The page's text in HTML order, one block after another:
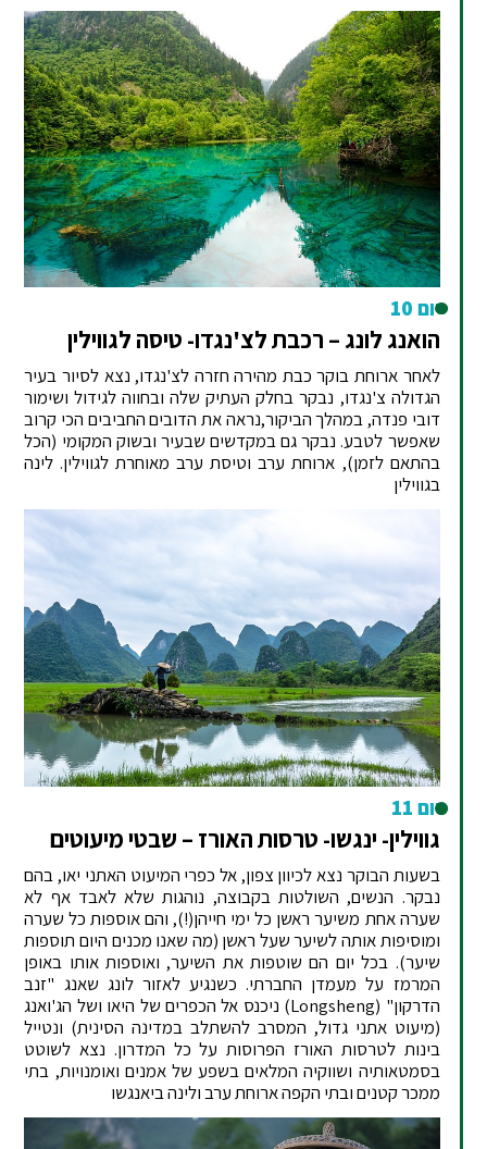
יום 10
הואנג לונג – רכבת לצ'נגדו- טיסה לגווילין
לאחר ארוחת בוקר כבת מהירה חזרה לצ'נגדו, נצא לסיור בעיר
הגדולה צ'נגדו, נבקר בחלק העתיק שלה ובחווה לגידול ושימור
דובי פנדה, במהלך הביקור,נראה את הדובים החביבים הכי קרוב
שאפשר לטבע. נבקר גם במקדשים שבעיר ובשוק המקומי (הכל
בהתאם לזמן), ארוחת ערב וטיסת ערב מאוחרת לגווילין. לינה
בגווילין
יום 11
גווילין- ינגשו- טרסות האורז – שבטי מיעוטים
בשעות הבוקר נצא לכיוון צפון, אל כפרי המיעוט האתני יאו, בהם
נבקר. הנשים, השולטות בקבוצה, נוהגות שלא לאבד אף לא
שערה אחת משיער ראשן כל ימי חייהן(!), והם אוספות כל שערה
ומוסיפות אותה לשיער שעל ראשן (מה שאנו מכנים היום תוספות
שיער). בכל יום הם שוטפות את השיער, ואוספות אותו באופן
המרמז על מעמדן החברתי. כשנגיע לאזור לונג שאנג "זנב
הדרקון" (Longsheng) ניכנס אל הכפרים של היאו ושל הג'ואנג
(מיעוט אתני גדול, המסרב להשתלב במדינה הסינית) ונטייל
בינות לטרסות האורז הפרוסות על כל המדרון. נצא לשוטט
בסמטאותיה ושווקיה המלאים בשפע של אמנים ואומנויות, בתי
ממכר קטנים ובתי הקפה ארוחת ערב ולינה ביאנגשו